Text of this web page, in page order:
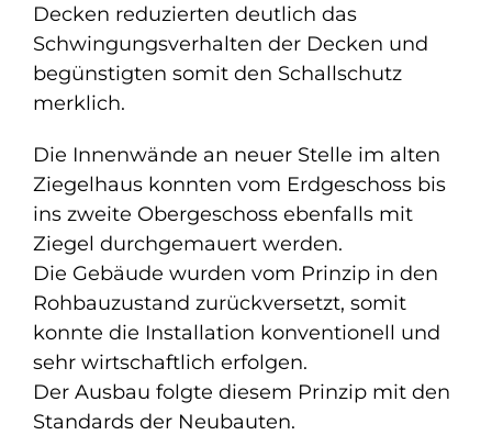
Decken reduzierten deutlich das
Schwingungsverhalten der Decken und
begünstigten somit den Schallschutz
merklich.
Die Innenwände an neuer Stelle im alten
Ziegelhaus konnten vom Erdgeschoss bis
ins zweite Obergeschoss ebenfalls mit
Ziegel durchgemauert werden.
Die Gebäude wurden vom Prinzip in den
Rohbauzustand zurückversetzt, somit
konnte die Installation konventionell und
sehr wirtschaftlich erfolgen.
Der Ausbau folgte diesem Prinzip mit den
Standards der Neubauten.